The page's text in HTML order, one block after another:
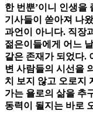
한 번뿐’이니 인생을
기사들이 쏟아져 나
과언이 아니다. 직장
젊은이들에게 어느
같은 존재가 되었다.
변 사람들의 시선을
치 보지 않고 오로지
가는 욜로의 삶을 추
동력이 될지는 바로